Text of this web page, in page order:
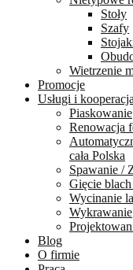
Stoły
Szafy
Wietrzenie
Promocje
Usługi i kooperacja
Piaskowanie
Renowacja
cała Polska
Spawanie /
Gięcie
Wycinanie
Wykrawanie
Blog
O firmie